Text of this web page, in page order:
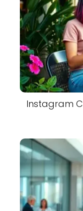
Instagram